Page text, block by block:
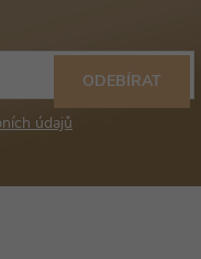
údajů
ODEBÍRAT